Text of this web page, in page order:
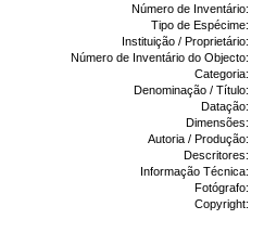
Número de Inventário:
Tipo de Espécime:
Instituição / Proprietário:
Número de Inventário do Objecto:
Categoria:
Denominação / Título:
Datação:
Dimensões:
Autoria / Produção:
Descritores:
Informação Técnica:
Fotógrafo:
Copyright: